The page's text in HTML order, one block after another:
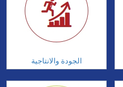
الجودة والانتاجية